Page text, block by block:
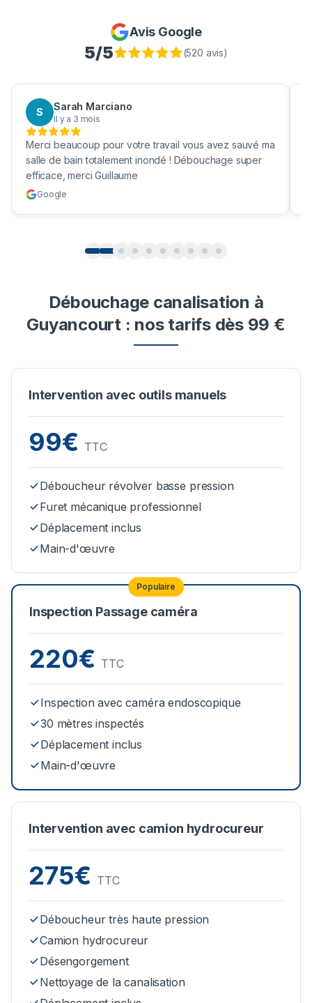
Avis Google
5/5 (520 avis)
Sarah Marciano
Il y a 3 mois
pour votre travail vous avez sauvé ma
bain totalement inondé ! Débouchage super
merci Guillaume
Bravo pour
une vrai
Débouchage canalisation à
Guyancourt : nos tarifs dès 99 €
Intervention avec outils manuels
99€ TTC
Déboucheur révolver basse pression
Furet mécanique professionnel
Déplacement inclus
Main-d'œuvre
Populaire
Inspection Passage caméra
220€ TTC
Inspection avec caméra endoscopique
30 mètres inspectés
Déplacement inclus
Main-d'œuvre
Intervention avec camion hydrocureur
275€ TTC
Déboucheur très haute pression
Camion hydrocureur
Désengorgement
Nettoyage de la canalisation